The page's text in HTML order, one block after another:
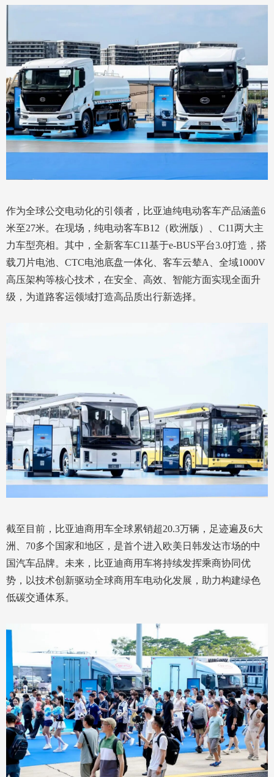
作为全球公交电动化的引领者，比亚迪纯电动客车产品涵盖6
米至27米。在现场，纯电动客车B12（欧洲版）、C11两大主
力车型亮相。其中，全新客车C11基于e-BUS平台3.0打造，搭
载刀片电池、CTC电池底盘一体化、客车云辇A、全域1000V
高压架构等核心技术，在安全、高效、智能方面实现全面升
级，为道路客运领域打造高品质出行新选择。
截至目前，比亚迪商用车全球累销超20.3万辆，足迹遍及6大
洲、70多个国家和地区，是首个进入欧美日韩发达市场的中
国汽车品牌。未来，比亚迪商用车将持续发挥乘商协同优
势，以技术创新驱动全球商用车电动化发展，助力构建绿色
低碳交通体系。